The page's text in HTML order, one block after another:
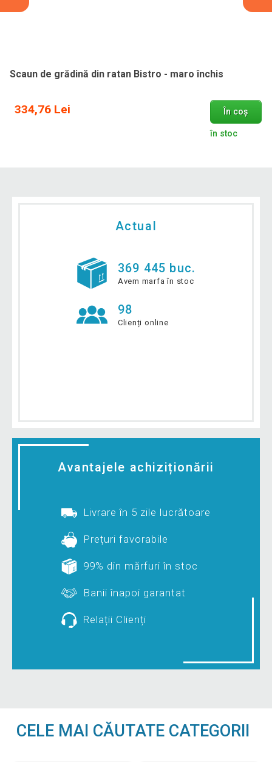
Scaun de grădină din ratan Bistro - maro închis
334,76 Lei În coș
în stoc
Actual
369 445 buc.
Avem marfa în stoc
98
Clienți online
Avantajele achiziționării
Livrare în 5 zile lucrătoare
Prețuri favorabile
99% din mărfuri în stoc
Banii înapoi garantat
Relații Clienți
CELE MAI CĂUTATE CATEGORII